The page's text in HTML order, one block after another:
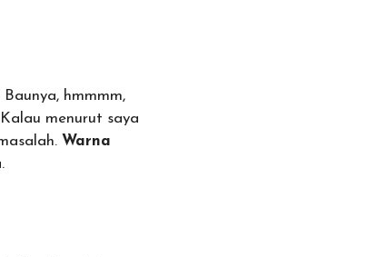
hmmmm,
Kalau menurut saya
Warna